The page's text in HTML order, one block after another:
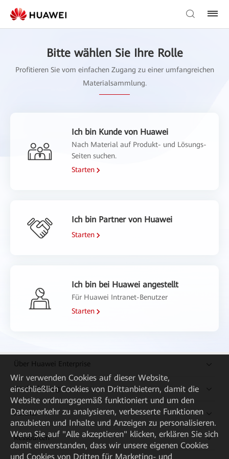
Bitte wählen Sie Ihre Rolle
Profitieren Sie vom einfachen Zugang zu einer umfangreichen
Materialsammlung.
Ich bin Kunde von Huawei
Nach Material auf Produkt- und Lösungs-
Seiten suchen.
Starten
Ich bin Partner von Huawei
Starten
Ich bin bei Huawei angestellt
Für Huawei Intranet-Benutzer
Starten
Über Huawei Enterprise
Kaufanleitung
Partner
Ressourcen
Wir verwenden Cookies auf dieser Website,
einschließlich Cookies von Drittanbietern, damit die
Website ordnungsgemäß funktioniert und um den
Datenverkehr zu analysieren, verbesserte Funktionen
anzubieten und Inhalte und Anzeigen zu personalisieren.
Wenn Sie auf "Alle akzeptieren" klicken, erklären Sie sich
damit einverstanden, dass wir unsere eigenen Cookies
und Cookies von Dritten für Marketing- und